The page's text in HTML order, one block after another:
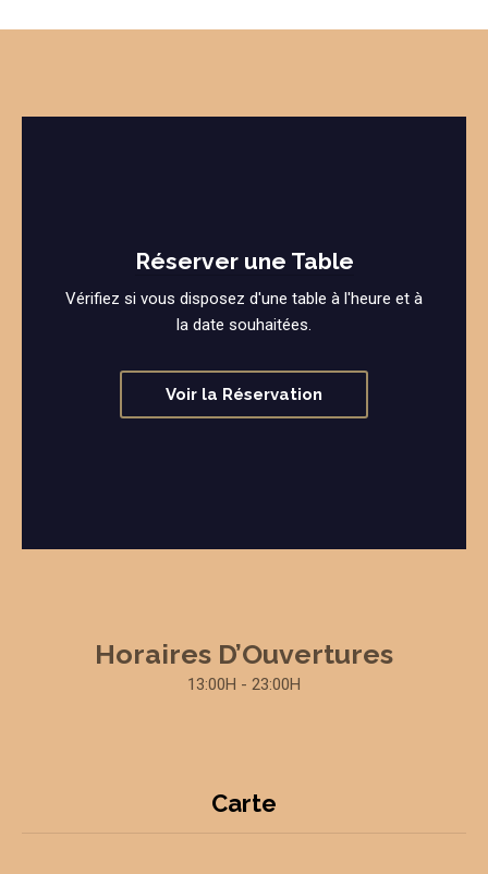
Réserver une Table
Vérifiez si vous disposez d'une table à l'heure et à
la date souhaitées.
Voir la Réservation
Horaires D’Ouvertures
13:00H - 23:00H
Carte